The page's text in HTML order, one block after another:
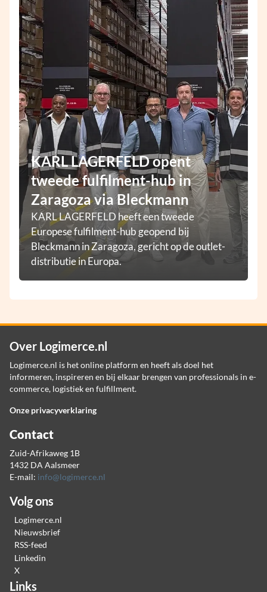
KARL LAGERFELD opent
tweede fulfilment-hub in
Zaragoza via Bleckmann
KARL LAGERFELD heeft een tweede
Europese fulfilment-hub geopend bij
Bleckmann in Zaragoza, gericht op de outlet-
distributie in Europa.
Over Logimerce.nl
Logimerce.nl is het online platform en heeft als doel het
informeren, inspireren en bij elkaar brengen van professionals in e-
commerce, logistiek en fulfillment.
Onze privacyverklaring
Contact
Zuid-Afrikaweg 1B
1432 DA Aalsmeer
E-mail: info@logimerce.nl
Volg ons
Logimerce.nl
Nieuwsbrief
RSS-feed
Linkedin
X
Links